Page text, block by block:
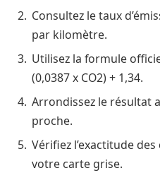
Consultez le taux
par kilomètre.
Utilisez la formule
(0,0387 x CO2) + 1,34.
Arrondissez le résultat
proche.
Vérifiez l’exactitude
votre carte grise.